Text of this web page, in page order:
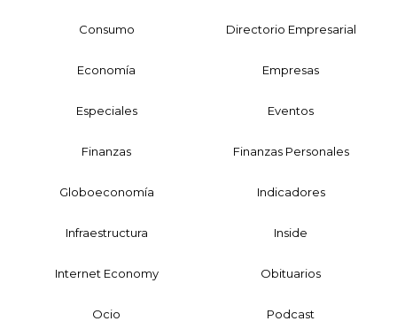
Consumo Directorio Empresarial
Economía Empresas
Especiales Eventos
Finanzas Finanzas Personales
Globoeconomía Indicadores
Infraestructura Inside
Internet Economy Obituarios
Ocio Podcast